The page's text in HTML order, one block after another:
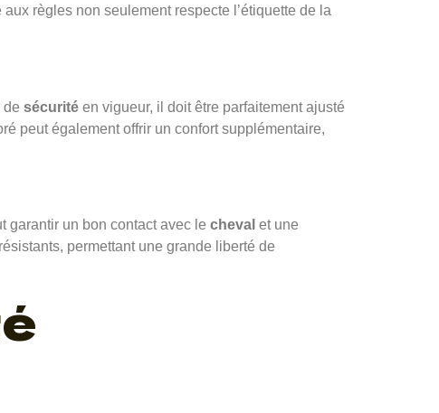
règles non seulement respecte l’étiquette de la
de sécurité en vigueur, il doit être parfaitement ajusté
peut également offrir un confort supplémentaire,
garantir un bon contact avec le cheval et une
permettant une grande liberté de